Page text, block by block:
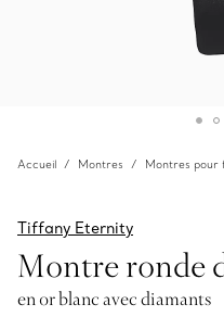
Accueil Montres Montres pour
Tiffany Eternity
Montre ronde
en or blanc avec diamants